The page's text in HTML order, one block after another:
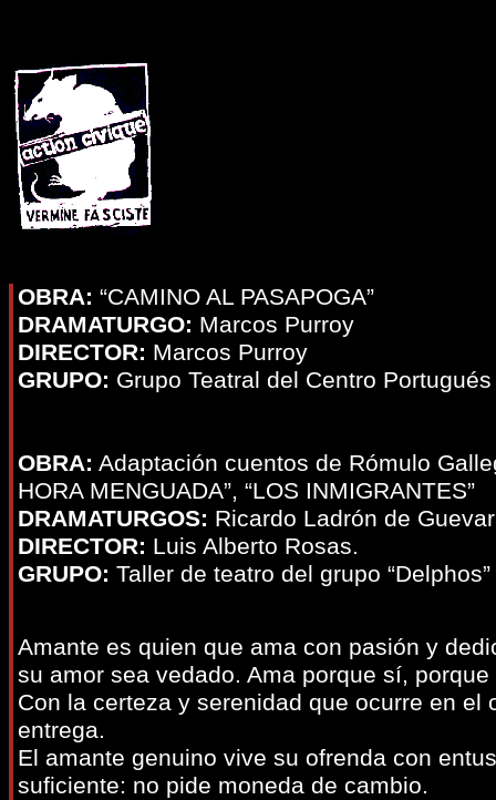
OBRA: “CAMINO AL PASAPOGA”
DRAMATURGO: Marcos Purroy
DIRECTOR: Marcos Purroy
GRUPO: Grupo Teatral del Centro Portugués
OBRA: Adaptación cuentos de Rómulo
HORA MENGUADA”, “LOS INMIGRANTES”
DRAMATURGOS: Ricardo Ladrón de
DIRECTOR: Luis Alberto Rosas.
GRUPO: Taller de teatro del grupo “Delphos”
Amante es quien que ama con pasión y
su amor sea vedado. Ama porque sí,
Con la certeza y serenidad que ocurre en el
entrega.
El amante genuino vive su ofrenda con
suficiente: no pide moneda de cambio.